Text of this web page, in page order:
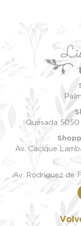
Quesada
Av. Cacique
Av. Rodriguez de